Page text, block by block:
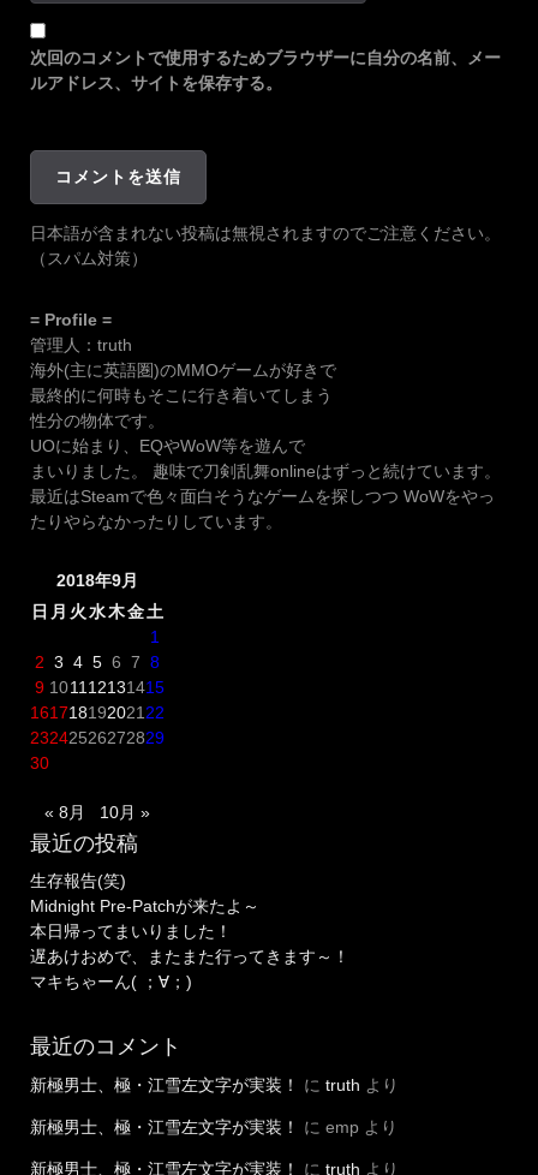
次回のコメントで使用するためブラウザーに自分の名前、メー
ルアドレス、サイトを保存する。
日本語が含まれない投稿は無視されますのでご注意ください。
（スパム対策）
= Profile =
管理人：truth
海外(主に英語圏)のMMOゲームが好きで
最終的に何時もそこに行き着いてしまう
性分の物体です。
UOに始まり、EQやWoW等を遊んで
まいりました。 趣味で刀剣乱舞onlineはずっと続けています。
最近はSteamで色々面白そうなゲームを探しつつ WoWをやっ
たりやらなかったりしています。
2018年9月
日 月 火水木金土
1
2 3 4 5 6 7 8
9 1011 12131415
161718192021 22
23242526272829
30
« 8月 10月 »
最近の投稿
生存報告(笑)
Midnight Pre-Patchが来たよ～
本日帰ってまいりました！
遅あけおめで、またまた行ってきます～！
マキちゃーん( ；∀；)
最近のコメント
新極男士、極・江雪左文字が実装！ に truth より
新極男士、極・江雪左文字が実装！ に emp より
新極男士、極・江雪左文字が実装！ に truth より